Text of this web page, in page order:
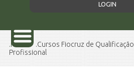
LOGIN
Home
Cursos Fiocruz de Qualificação
Profissional